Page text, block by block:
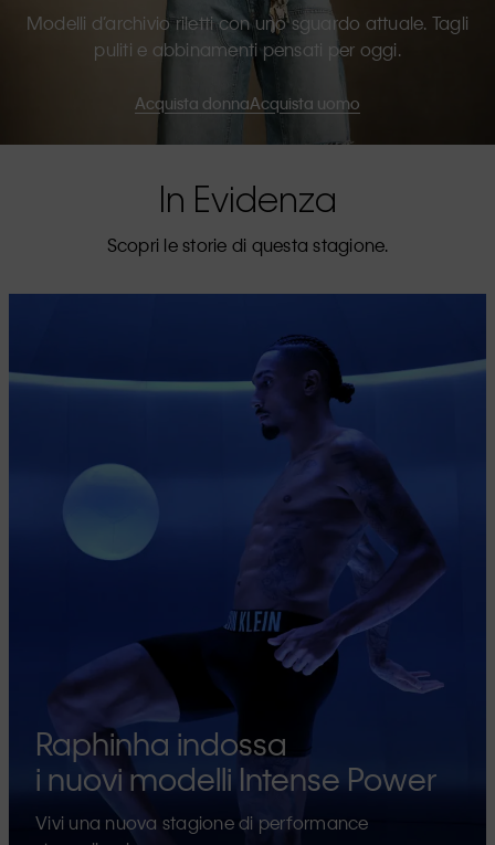
Modelli d’archivio riletti con uno sguardo attuale. Tagli
puliti e abbinamenti pensati per oggi.
Acquista donnaAcquista uomo
In Evidenza
Scopri le storie di questa stagione.
Raphinha indossa
i nuovi modelli Intense Power
Vivi una nuova stagione di performance